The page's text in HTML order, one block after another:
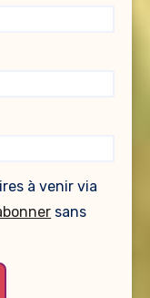
à venir via
sans